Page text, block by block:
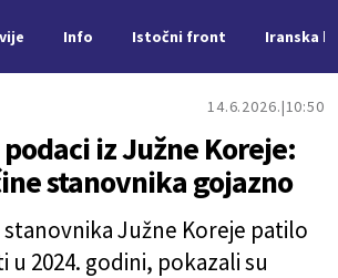
Info Istočni front Iranska
14.6.2026. 10:50
iz Južne Koreje:
stanovnika gojazno
Južne Koreje patilo
u 2024. godini, pokazali su